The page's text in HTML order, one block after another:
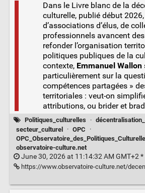
Dans le Livre blanc de la
culturelle, publié début
d’associations d’élus, de
professionnels avancent
refonder l’organisation
politiques publiques de la
contexte, Emmanuel Wallon
particulièrement sur la
compétences partagées »
territoriales : veut-on
attributions, ou brider et
Politiques_culturelles ·
secteur_culturel
· OPC
·
observatoire-culture.net
June 30, 2026 at 11:14:32 AM GMT+2 *
https://www.observatoire-culture.net/decentralisation-culturelle-